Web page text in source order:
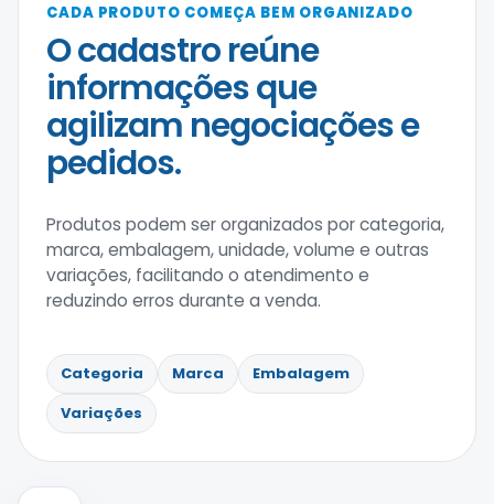
CADA PRODUTO COMEÇA BEM ORGANIZADO
O cadastro reúne
informações que
agilizam negociações e
pedidos.
Produtos podem ser organizados por categoria,
marca, embalagem, unidade, volume e outras
variações, facilitando o atendimento e
reduzindo erros durante a venda.
Categoria Marca
Embalagem
Variações